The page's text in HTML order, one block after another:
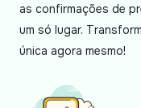
as confirmações de
um só lugar.
única agora mesmo!